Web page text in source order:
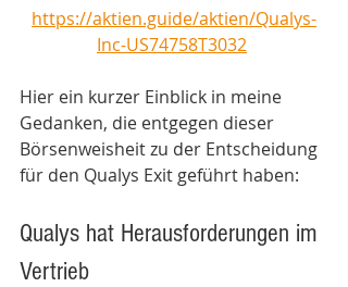
https://aktien.guide/aktien/Qualys-
Inc-US74758T3032
Hier ein kurzer Einblick in meine
Gedanken, die entgegen dieser
Börsenweisheit zu der Entscheidung
für den Qualys Exit geführt haben:
Qualys hat Herausforderungen im
Vertrieb